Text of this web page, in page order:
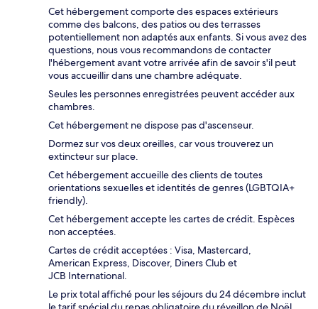
Cet hébergement comporte des espaces extérieurs
comme des balcons, des patios ou des terrasses
potentiellement non adaptés aux enfants. Si vous avez des
questions, nous vous recommandons de contacter
l'hébergement avant votre arrivée afin de savoir s'il peut
vous accueillir dans une chambre adéquate.
Seules les personnes enregistrées peuvent accéder aux
chambres.
Cet hébergement ne dispose pas d'ascenseur.
Dormez sur vos deux oreilles, car vous trouverez un
extincteur sur place.
Cet hébergement accueille des clients de toutes
orientations sexuelles et identités de genres (LGBTQIA+
friendly).
Cet hébergement accepte les cartes de crédit. Espèces
non acceptées.
Cartes de crédit acceptées : Visa, Mastercard,
American Express, Discover, Diners Club et
JCB International.
Le prix total affiché pour les séjours du 24 décembre inclut